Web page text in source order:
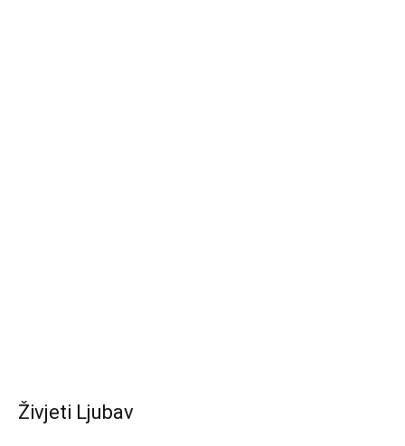
Živjeti Ljubav